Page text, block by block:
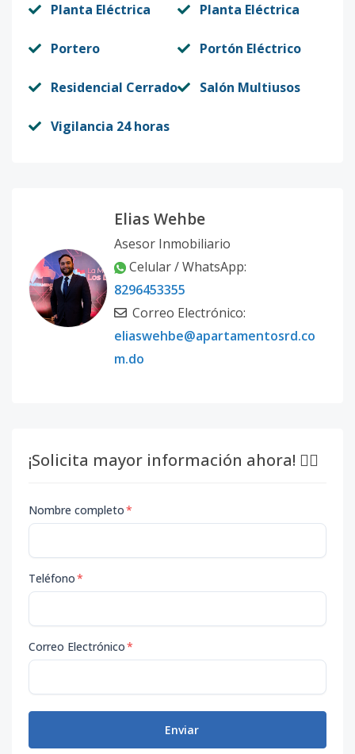
Planta Eléctrica Planta Eléctrica
Portero Portón Eléctrico
Residencial Cerrado Salón Multiusos
Vigilancia 24 horas
Elias Wehbe
Asesor Inmobiliario
Celular / WhatsApp:
8296453355
Correo Electrónico:
eliaswehbe@apartamentosrd.co
m.do
¡Solicita mayor información ahora! 👇🏽
Nombre completo*
Teléfono*
Correo Electrónico*
Enviar